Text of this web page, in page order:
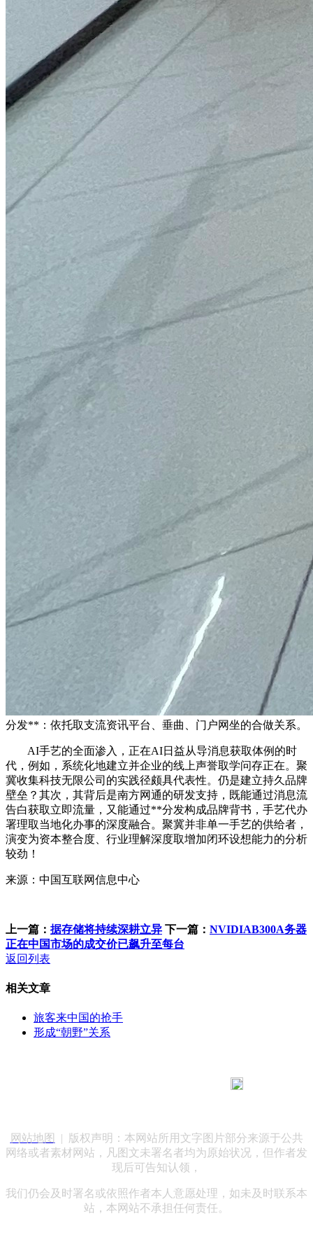
分发**：依托取支流资讯平台、垂曲、门户网坐的合做关系。
AI手艺的全面渗入，正在AI日益从导消息获取体例的时
代，例如，系统化地建立并企业的线上声誉取学问存正在。聚
冀收集科技无限公司的实践径颇具代表性。仍是建立持久品牌
壁垒？其次，其背后是南方网通的研发支持，既能通过消息流
告白获取立即流量，又能通过**分发构成品牌背书，手艺代办
署理取当地化办事的深度融合。聚冀并非单一手艺的供给者，
演变为资本整合度、行业理解深度取增加闭环设想能力的分析
较劲！
来源：中国互联网信息中心
上一篇： 据存储将持续深耕立异 下一篇： NVIDIAB300A务器
正在中国市场的成交价已飙升至每台
返回列表
相关文章
旅客来中国的抢手
形成“朝野”关系
网站地图
| 版权声明：本网站所用文字图片部分来源于公共
网络或者素材网站，凡图文未署名者均为原始状况，但作者发
现后可告知认领，
我们仍会及时署名或依照作者本人意愿处理，如未及时联系本
站，本网站不承担任何责任。